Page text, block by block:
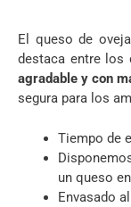
El queso de
destaca entre los
agradable y con
segura para los
Tiempo de
un queso
Envasado